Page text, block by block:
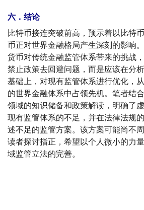
六．结论
比特币接连突破前高，预示着以比特
币正对世界金融格局产生深刻的影响
货币对传统金融监管体系带来的挑战
禁止政策去回避问题，而是应该在分
基础上，对现有监管体系进行优化，
的世界金融体系中占领先机。笔者结
领域的知识储备和政策解读，明确了
现有监管体系的不足，并在法律法规
述不足的监管方案。该方案可能尚不
读者探讨指正，希望以个人微小的力
域监管立法的完善。